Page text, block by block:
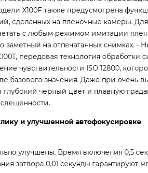
X100F также предусмотрена
сделанных на пленочные камеры.
с любым режимом имитации
на отпечатанных снимках. -
передовая технология обработки
чувствительности ISO 12800,
базового значения. Даже при очень
глубокий черный цвет и плавную
и улучшенной автофокусировке
улучшены. Время включения 0,5
затвора 0,01 секунды гарантируют